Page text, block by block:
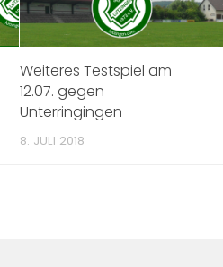
Weiteres Testspiel am
12.07. gegen
Unterringingen
8. JULI 2018